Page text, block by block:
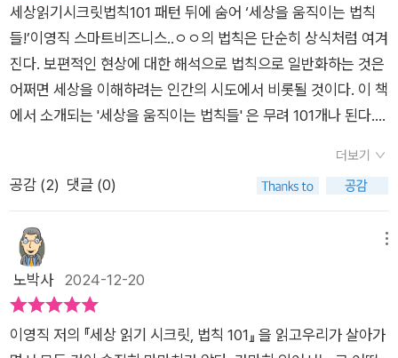
난 책이다. 다만 이 책은 페이스트리와 디저트를 즐기듯 가볍게
음미할 필요가 있다. 본식이라 여기며 한 번에 완독하려 한다면 1
01가지로 소개된 그보다 더 많은 개념들이 내면에 남을 내용까지
휘발될 수 있다. 대칭 구조와 프랙탈, 자기조직화 이론 같은 과
학 법칙부터 마태효과나 다윗의 법칙 같은 종교에서 유래한 이론
나열되고 있으며 시나리오 기법이나 델파이 기법 같은 미래 예측
과 대응법도 기록되어 있다. 엘리어트 파동 이론이나 1만 시간의
법칙 같은 경제 경영 법칙도 등장하고 깨진 유리창 법칙과 같은
사회 이론이 등장하기도 하며 3대 작도 불능 문제라는 수학 문제
로 끝나고 있다. 이 책은 101이라는 숫자가 제시되듯 101가지 법
칙이 나열되어있지만 수록된 연계 개념과 법칙은 그 숫자를 훨씬
리고 달 탐사까지 예시로 들어 인상적이다. 저자의 말처럼 이 모
다. (책날개 중에서)​​이 책은 하인리히 법칙에서부터 깨진 유리창
의 법칙까지 이 세상을 지배하는 수많은 법칙들을 정리했다. 사전
식으로 법칙들을 설명하는 것이 아니라, 그 법칙들의 이해를 돕기
위해 적절한 사건과 이야기를 추가했다. 그래서 이 책이 상식을
뛰어넘어 여러분의 삶에 현실적으로 도움되는 실천적 교양으로
읽히기를 바란다. (5쪽)​​​​책에서 소개하는 101가지 법칙들은 핵심
을 짧고 간결하게 전달하여 흥미롭게 몰입할 수 있게 한다.​​각각의
고 이해할 수 있다. ​​읽는 동안 자연스럽게 이 법칙들이 삶과 어떻
게 연결되는지 생각해보게 된다.​​'하인리히 법칙'은 일상에서 작은
신호를 놓치지 않는 태도의 중요성을 강조하며, 이를 통해 더 큰
문제를 예방할 수 있는 방법을 보여준다. ​​'마태 효과'는 부익부 빈
익빈 현상을 설명하며, 우리 사회의 불평등을 직시하게 만든다. ​​
세상읽기시크릿법칙101 패턴 뒤에 숨어 ‘세상을 움직이는 법칙
들!’이영직 스마트비즈니스..ㅇㅇ의 법칙은 단순히 상식처럼 여겨
진다. 보편적인 현상에 대한 해석으로 법칙으로 일반화하는 것은
어쩌면 세상을 이해하려는 인간의 시도에서 비롯될 것이다. 이 책
에서 소개되는 '세상을 움직이는 법칙들' 은 무려 101개나 된다.
제시한다. 101개나 되지만 내용이 명확하고 간결해 재미있고 흥
미롭게 읽어낼 수 있는 점이 좋았다. 잘 알고 있는 것이 있었지만
대부분 정확한 개념이 필요한 부분도 많아서 이주 유용했고 사례
와 비교개념을 통해 쉽게 접근할 수 있었다. .
더보기
공감 (2) 댓글 (0)
노박사2024-12-20
이영직 저의 『세상 읽기 시크릿, 법칙 101』 을 읽고우리가 살아가